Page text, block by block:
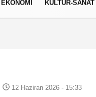
EKONOMİ KÜLTÜR-SANAT
12 Haziran 2026 - 15:33